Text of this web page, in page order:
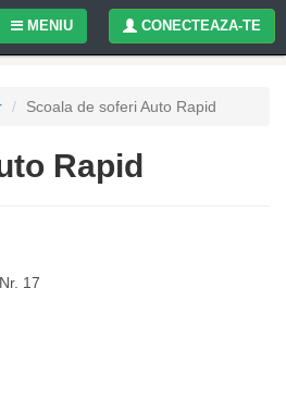
CONECTEAZA-TE
MENIU
Scoala de soferi Auto Rapid
Rapid
17